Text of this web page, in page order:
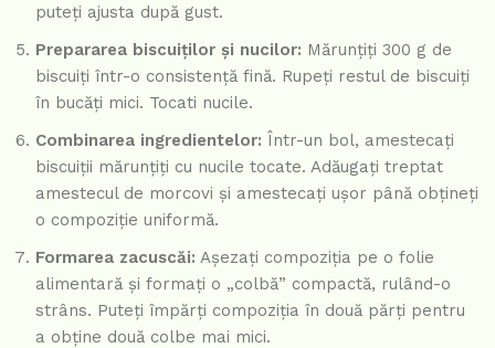
puteți ajusta după gust.
Prepararea biscuiților și nucilor: Mărunțiți 300 g de
biscuiți într-o consistență fină. Rupeți restul de biscuiți
în bucăți mici. Tocati nucile.
Combinarea ingredientelor: Într-un bol, amestecați
biscuiții mărunțiți cu nucile tocate. Adăugați treptat
amestecul de morcovi și amestecați ușor până obțineți
o compoziție uniformă.
Formarea zacuscăi: Așezați compoziția pe o folie
alimentară și formați o „colbă” compactă, rulând-o
strâns. Puteți împărți compoziția în două părți pentru
a obține două colbe mai mici.